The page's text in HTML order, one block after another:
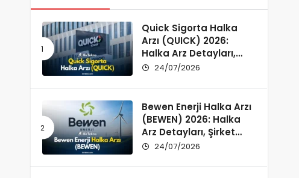
Quick Sigorta Halka
Arzı (QUICK) 2026:
Halka Arz Detayları,
Şirket Profili ve
24/07/2026
Bewen Enerji Halka Arzı
(BEWEN) 2026: Halka
Arz Detayları, Şirket
Profili ve Fon Kullanımı
24/07/2026